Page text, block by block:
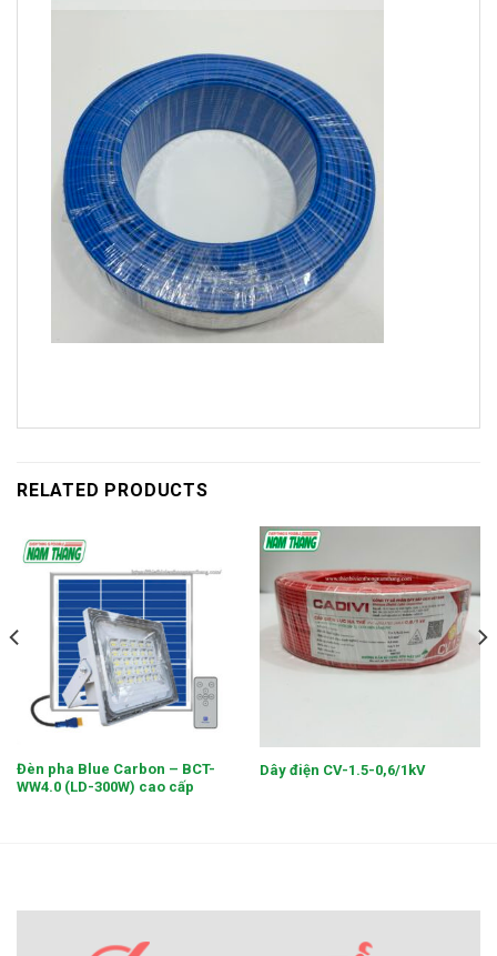
RELATED PRODUCTS
Đèn pha Blue Carbon – BCT-
WW4.0 (LD-300W) cao cấp
Dây điện CV-1.5-0,6/1kV